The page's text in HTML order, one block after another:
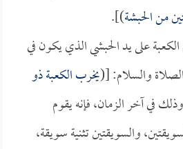
من الحبشة)].
على يد الحبشي الذي يكون في
والسلام: [(يخرب الكعبة ذو
في آخر الزمان، فإنه يقوم
والسويقتين تثنية سويقة،